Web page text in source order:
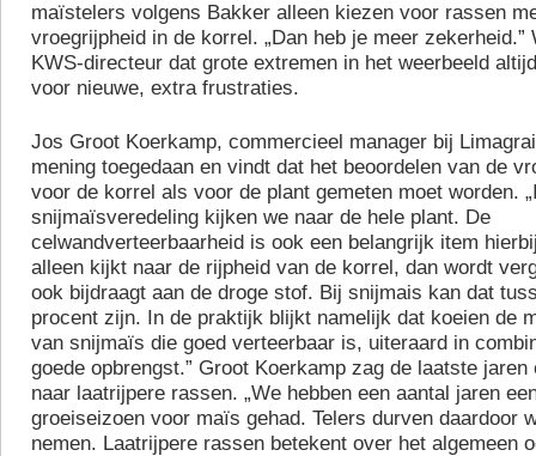
maïstelers volgens Bakker alleen kiezen voor rassen
vroegrijpheid in de korrel. „Dan heb je meer zekerheid.”
KWS-directeur dat grote extremen in het weerbeeld
voor nieuwe, extra frustraties.
Jos Groot Koerkamp, commercieel manager bij
mening toegedaan en vindt dat het beoordelen van de
voor de korrel als voor de plant gemeten moet worden.
snijmaïsveredeling kijken we naar de hele plant. De
celwandverteerbaarheid is ook een belangrijk item
alleen kijkt naar de rijpheid van de korrel, dan wordt
ook bijdraagt aan de droge stof. Bij snijmais kan dat
procent zijn. In de praktijk blijkt namelijk dat koeien de
van snijmaïs die goed verteerbaar is, uiteraard in
goede opbrengst.” Groot Koerkamp zag de laatste
naar laatrijpere rassen. „We hebben een aantal jaren
groeiseizoen voor maïs gehad. Telers durven daardoor
nemen. Laatrijpere rassen betekent over het algemeen